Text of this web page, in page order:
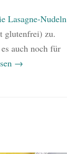
Lasagne-Nudeln
glutenfrei) zu.
auch noch für
→